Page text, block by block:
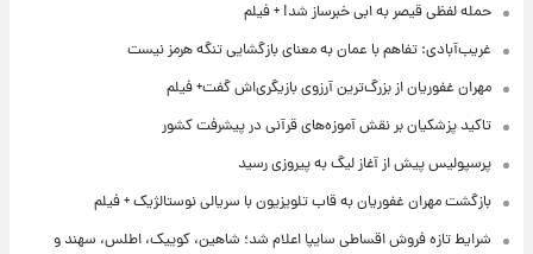
حمله لفظی قیصر به ابی خبرساز شد! + فیلم
غریب‌آبادی: تفاهم با عمان به معنای بازگشایی تنگه هرمز نیست
مهران غفوریان از بزرگ‌ترین آرزوی بازیگری‌اش گفت+ فیلم
تاکید پزشکیان بر نقش آموزه‌های قرآنی در پیشرفت کشور
پرسپولیس پیش از آغاز لیگ به پیروزی رسید
بازگشت مهران غفوریان به قاب تلویزیون با سریالی نوستالژیک + فیلم
شرایط تازه فروش اقساطی سایپا اعلام شد؛ شاهین، کوییک، اطلس، سهند و